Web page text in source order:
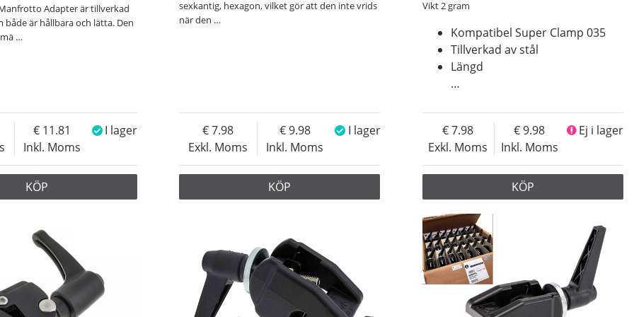
Adapter är tillverkad
både är hållbara och lätta. Den
…
Inkl. Moms
11.81 I lager
KÖP
sexkantig, hexagon, vilket gör att den inte vrids
när den …
Exkl. Moms
7.98
Inkl. Moms
9.98 I lager
KÖP
Vikt 2 gram
Kompatibel Super Clamp 035
Tillverkad av stål
Längd
…
Exkl. Moms
7.98
Inkl. Moms
9.98 Ej i lager
KÖP